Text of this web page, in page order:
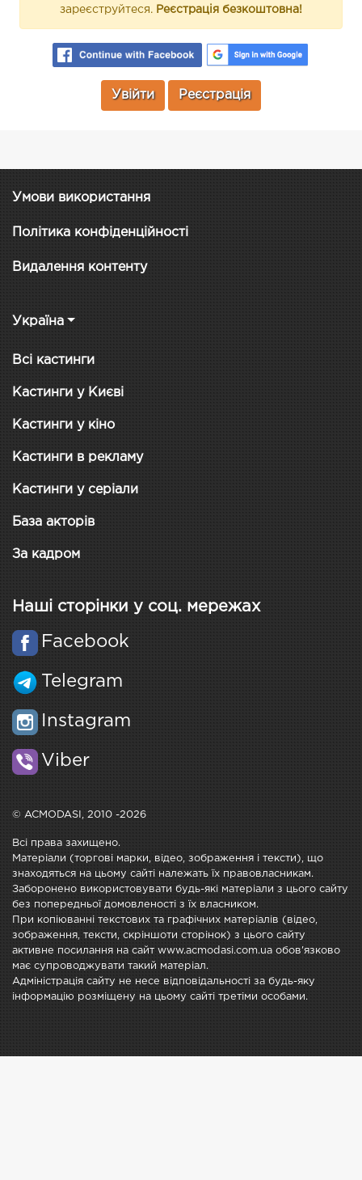
зареєструйтеся. Реєстрація безкоштовна!
Увійти Реєстрація
Умови використання
Політика конфіденційності
Видалення контенту
Україна
Всі кастинги
Кастинги у Києві
Кастинги у кіно
Кастинги в рекламу
Кастинги у серіали
База акторів
За кадром
Наші сторінки у соц. мережах
Facebook
Telegram
Instagram
Viber
© ACMODASI, 2010 -2026
Всі права захищено.
Матеріали (торгові марки, відео, зображення і тексти), що
знаходяться на цьому сайті належать їх правовласникам.
Заборонено використовувати будь-які матеріали з цього сайту
без попередньої домовленості з їх власником.
При копіюванні текстових та графічних матеріалів (відео,
зображення, тексти, скріншоти сторінок) з цього сайту
активне посилання на сайт www.acmodasi.com.ua обов'язково
має супроводжувати такий матеріал.
Адміністрація сайту не несе відповідальності за будь-яку
інформацію розміщену на цьому сайті третіми особами.